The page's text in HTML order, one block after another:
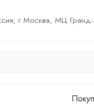
г.Москва, МЦ